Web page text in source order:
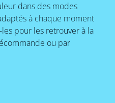
dans des modes
à chaque moment
pour les retrouver à la
ou par